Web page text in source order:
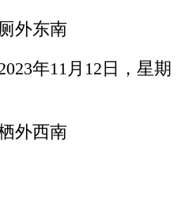
外东南
年11月12日，星期
外西南